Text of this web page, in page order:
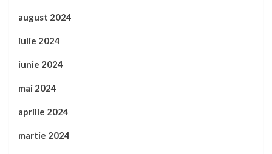
august 2024
iulie 2024
iunie 2024
mai 2024
aprilie 2024
martie 2024